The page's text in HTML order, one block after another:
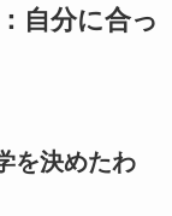
自分に合っ
を決めたわ